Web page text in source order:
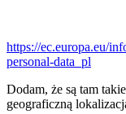
https://ec.europa.eu/
personal-data_pl
Dodam, że są tam
geograficzną